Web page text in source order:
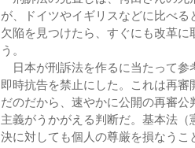
が、ドイツやイギリスなどに比べ
欠陥を見つけたら、すぐにも改革
日本が刑訴法を作るに当たって参
即時抗告を禁止にした。これは再
だのだから、速やかに公開の再審
主義がうかがえる判断だ。基本法
決に対しても個人の尊厳を損なう